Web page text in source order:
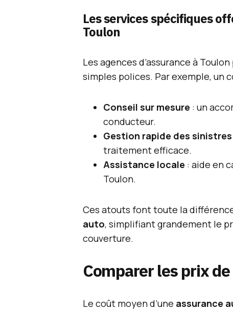
Les services spécifiques
Toulon
Les agences d’assurance à
simples polices. Par exemple, un
Conseil sur mesure : un
conducteur.
Gestion rapide des sinistres
traitement efficace.
Assistance locale : aide en
Toulon.
Ces atouts font toute la
auto, simplifiant grandement le
couverture.
Comparer les prix de
Le coût moyen d’une assurance